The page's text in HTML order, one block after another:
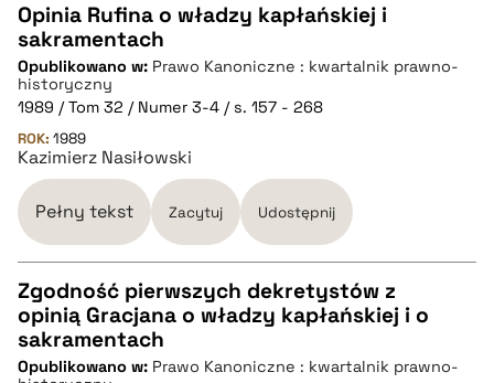
CZYSTY TEKST
pobierz cytat
BIBTEX
pobierz cytat
Opinia Rufina o władzy kapłańskiej i
sakramentach
Opublikowano w: Prawo Kanoniczne : kwartalnik prawno-
historyczny
1989 / Tom 32 / Numer 3-4 / s. 157 - 268
ROK: 1989
Kazimierz Nasiłowski
Pełny tekst Zacytuj Udostępnij
CZYSTY TEKST
Zgodność pierwszych dekretystów z
opinią Gracjana o władzy kapłańskiej i o
sakramentach
Opublikowano w: Prawo Kanoniczne : kwartalnik prawno-